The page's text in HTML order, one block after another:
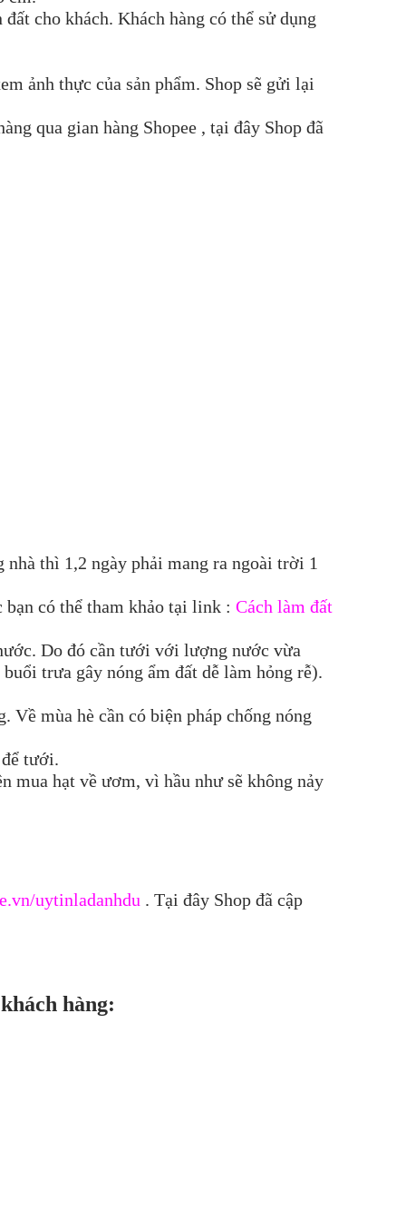
cho khách. Khách hàng có thể sử dụng
ảnh thực của sản phẩm. Shop sẽ gửi lại
qua gian hàng Shopee , tại đây Shop đã
nhà thì 1,2 ngày phải mang ra ngoài trời 1
bạn có thể tham khảo tại link : Cách làm đất
Do đó cần tưới với lượng nước vừa
trưa gây nóng ẩm đất dễ làm hỏng rễ).
mùa hè cần có biện pháp chống nóng
tưới.
mua hạt về ươm, vì hầu như sẽ không nảy
uytinladanhdu . Tại đây Shop đã cập
hàng: